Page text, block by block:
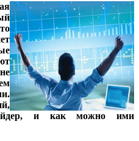
и как можно ими